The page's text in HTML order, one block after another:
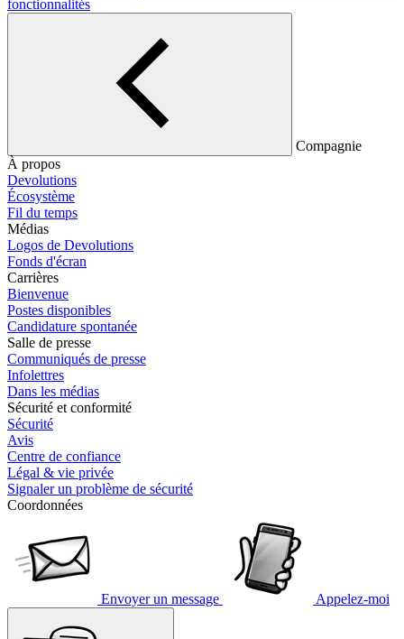
fonctionnalités
Compagnie
À propos
Devolutions
Écosystème
Fil du temps
Médias
Logos de Devolutions
Fonds d'écran
Carrières
Bienvenue
Postes disponibles
Candidature spontanée
Salle de presse
Communiqués de presse
Infolettres
Dans les médias
Sécurité et conformité
Sécurité
Avis
Centre de confiance
Légal & vie privée
Signaler un problème de sécurité
Coordonnées
Envoyer un message Appelez-moi